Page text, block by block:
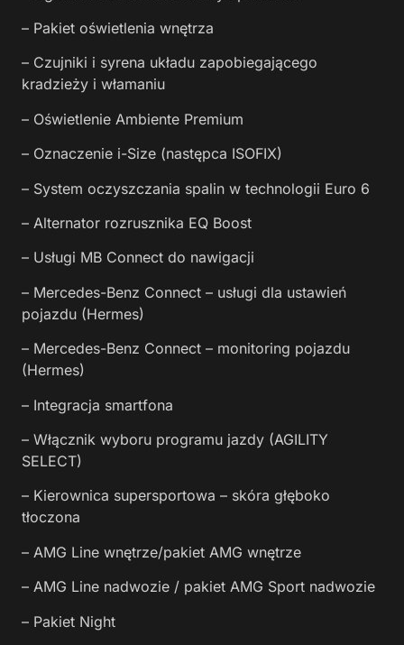
– Pakiet oświetlenia wnętrza
– Czujniki i syrena układu zapobiegającego
kradzieży i włamaniu
– Oświetlenie Ambiente Premium
– Oznaczenie i-Size (następca ISOFIX)
– System oczyszczania spalin w technologii Euro 6
– Alternator rozrusznika EQ Boost
– Usługi MB Connect do nawigacji
– Mercedes-Benz Connect – usługi dla ustawień
pojazdu (Hermes)
– Mercedes-Benz Connect – monitoring pojazdu
(Hermes)
– Integracja smartfona
– Włącznik wyboru programu jazdy (AGILITY
SELECT)
– Kierownica supersportowa – skóra głęboko
tłoczona
– AMG Line wnętrze/pakiet AMG wnętrze
– AMG Line nadwozie / pakiet AMG Sport nadwozie
– Pakiet Night